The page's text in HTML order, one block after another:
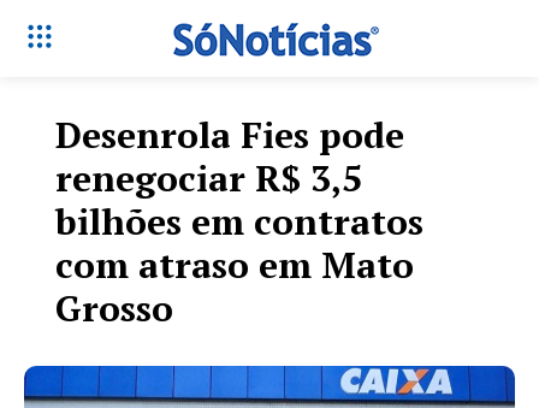
Desenrola Fies pode
renegociar R$ 3,5
bilhões em contratos
com atraso em Mato
Grosso